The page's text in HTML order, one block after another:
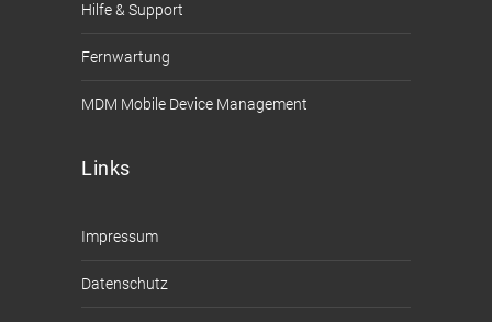
Hilfe & Support
Fernwartung
MDM Mobile Device Management
Links
Impressum
Datenschutz